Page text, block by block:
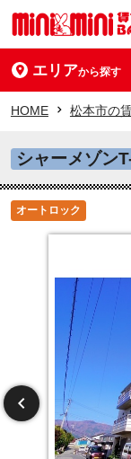
エリアから探す
HOME 松本市の
シャーメゾン
オートロック